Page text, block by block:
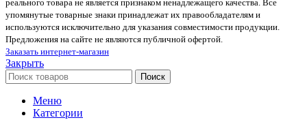
реального товара не является признаком ненадлежащего качества. Все
упомянутые товарные знаки принадлежат их правообладателям и
используются исключительно для указания совместимости продукции.
Предложения на сайте не являются публичной офертой.
Заказать интернет-магазин
Закрыть
Поиск
Меню
Категории